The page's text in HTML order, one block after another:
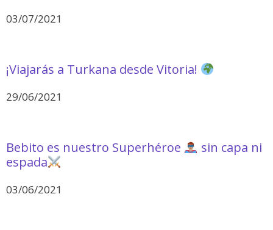
03/07/2021
¡Viajarás a Turkana desde Vitoria!
29/06/2021
Bebito es nuestro Superhéroe
sin capa ni
espada
03/06/2021